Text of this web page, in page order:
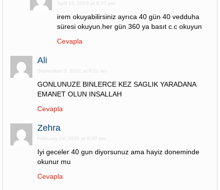
April 15, 2023 at 9:37 pm
irem okuyabilirsiniz ayrıca 40 gün 40 vedduha
süresi okuyun.her gün 360 ya basıt c.c okuyun
Cevapla
Ali
September 3, 2022 at 8:11 am
GONLUNUZE BINLERCE KEZ SAGLIK YARADANA
EMANET OLUN INSALLAH
Cevapla
Zehra
February 29, 2020 at 9:30 pm
Iyi geceler 40 gun diyorsunuz ama hayiz doneminde
okunur mu
Cevapla